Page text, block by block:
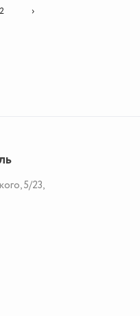
2 ›
5/23,